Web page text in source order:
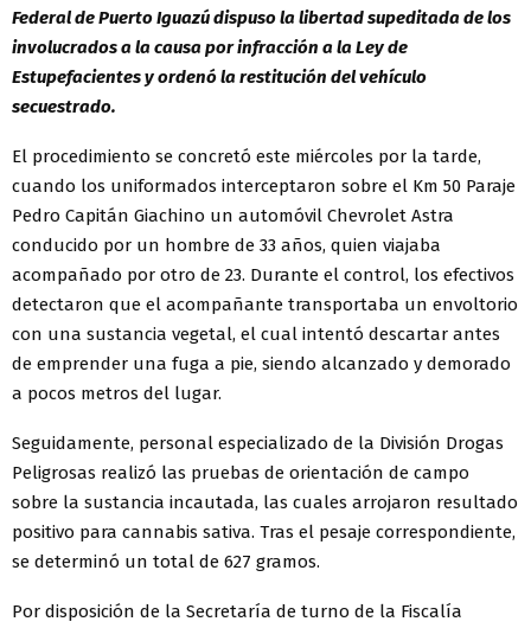
Federal de Puerto Iguazú dispuso la libertad supeditada de los
involucrados a la causa por infracción a la Ley de
Estupefacientes y ordenó la restitución del vehículo
secuestrado.
El procedimiento se concretó este miércoles por la tarde,
cuando los uniformados interceptaron sobre el Km 50 Paraje
Pedro Capitán Giachino un automóvil Chevrolet Astra
conducido por un hombre de 33 años, quien viajaba
acompañado por otro de 23. Durante el control, los efectivos
detectaron que el acompañante transportaba un envoltorio
con una sustancia vegetal, el cual intentó descartar antes
de emprender una fuga a pie, siendo alcanzado y demorado
a pocos metros del lugar.
Seguidamente, personal especializado de la División Drogas
Peligrosas realizó las pruebas de orientación de campo
sobre la sustancia incautada, las cuales arrojaron resultado
positivo para cannabis sativa. Tras el pesaje correspondiente,
se determinó un total de 627 gramos.
Por disposición de la Secretaría de turno de la Fiscalía